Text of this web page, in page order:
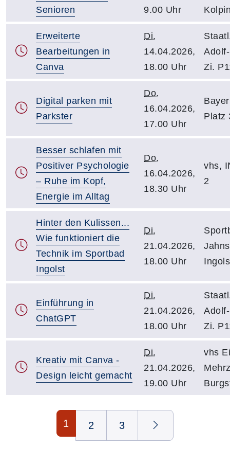
Senioren
9.00 Uhr
Erweiterte
Bearbeitungen in
Canva
Di.
14.04.2026,
18.00 Uhr
Zi.
Digital parken mit
Parkster
Do.
16.04.2026,
17.00 Uhr
Platz
Besser schlafen mit
Positiver Psychologie
– Ruhe im Kopf,
Energie im Alltag
Do.
16.04.2026,
18.30 Uhr
vhs,
2
Hinter den Kulissen...
Wie funktioniert die
Technik im Sportbad
Ingolst
Di.
21.04.2026,
18.00 Uhr
Einführung in
ChatGPT
Di.
21.04.2026,
18.00 Uhr
Zi.
Kreativ mit Canva -
Design leicht gemacht
Di.
21.04.2026,
19.00 Uhr
vhs
Seite 1 von 3
1 2 3